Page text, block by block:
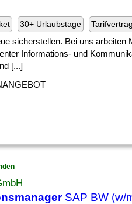
30+ Urlaubstage Tarifvertrag
sicherstellen. Bei uns arbeiten
Informations- und
[...]
SAP BW (w/